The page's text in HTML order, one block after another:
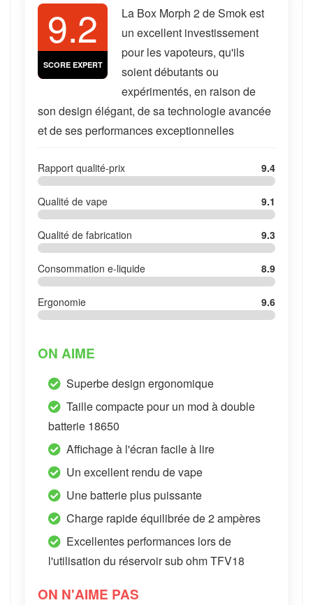
9.2
SCORE EXPERT
La Box Morph 2 de Smok est
un excellent investissement
pour les vapoteurs, qu'ils
soient débutants ou
expérimentés, en raison de
son design élégant, de sa technologie avancée
et de ses performances exceptionnelles
Rapport qualité-prix 9.4
Qualité de vape 9.1
Qualité de fabrication 9.3
Consommation e-liquide 8.9
Ergonomie 9.6
ON AIME
Superbe design ergonomique
Taille compacte pour un mod à double
batterie 18650
Affichage à l'écran facile à lire
Un excellent rendu de vape
Une batterie plus puissante
Charge rapide équilibrée de 2 ampères
Excellentes performances lors de
l'utilisation du réservoir sub ohm TFV18
ON N'AIME PAS